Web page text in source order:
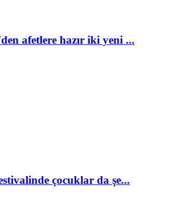
afetlere hazır iki yeni ...
çocuklar da şe...